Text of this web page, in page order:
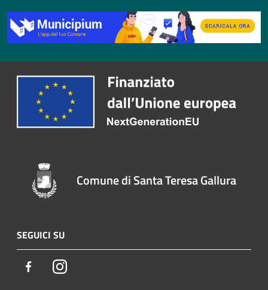
Comune di Santa Teresa Gallura
SEGUICI SU
FacebookInstagram